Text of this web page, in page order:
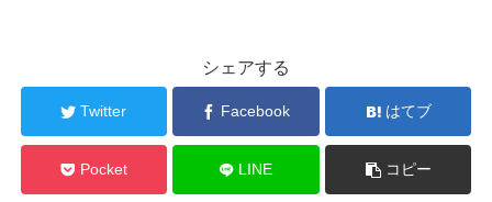
シェアする
Twitter Facebook はてブ
Pocket LINE コピー